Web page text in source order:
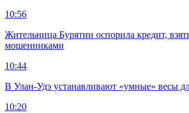
10:56
Жительница Бурятии оспорила кредит,
мошенниками
10:44
В Улан-Удэ устанавливают «умные» весы
10:20